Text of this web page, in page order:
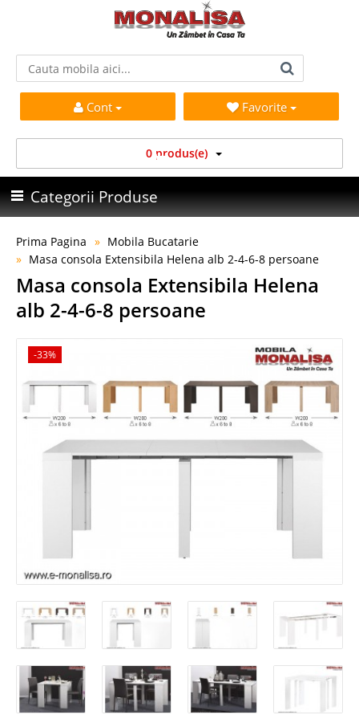
Cont Favorite
0 produs(e)
Categorii Produse
Prima Pagina
Mobila Bucatarie
Masa consola Extensibila Helena alb 2-4-6-8 persoane
Masa consola Extensibila Helena
alb 2-4-6-8 persoane
-33%